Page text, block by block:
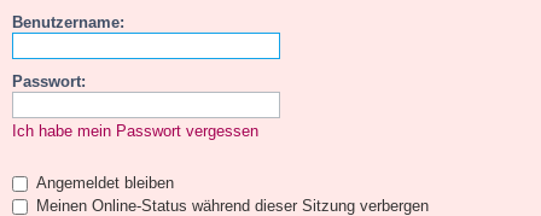
Benutzername:
Passwort:
Ich habe mein Passwort vergessen
Angemeldet bleiben
Meinen Online-Status während dieser Sitzung verbergen